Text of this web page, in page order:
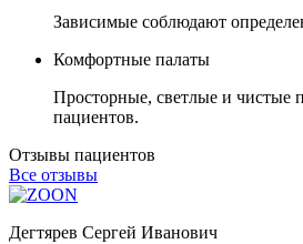
Зависимые соблюдают
Комфортные палаты
Просторные, светлые и чистые
пациентов.
Отзывы пациентов
Все отзывы
Дегтярев Сергей Иванович